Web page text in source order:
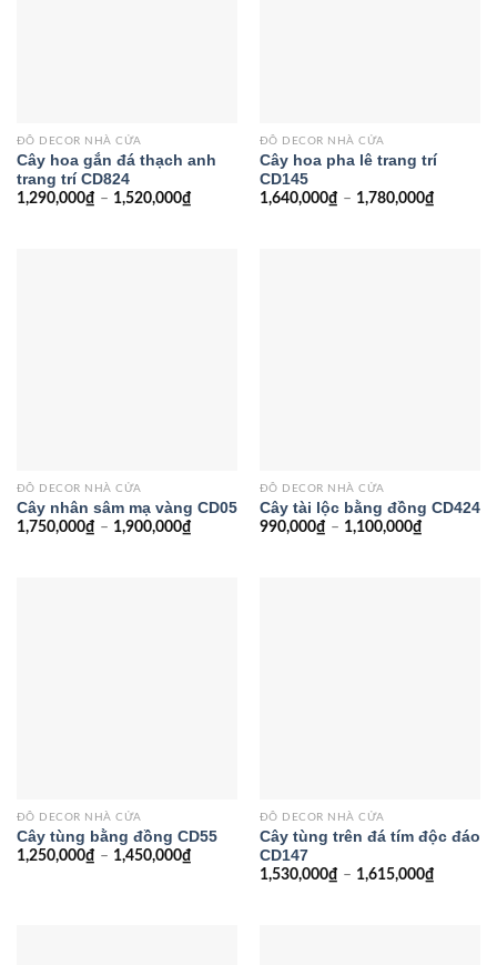
ĐỒ DECOR NHÀ CỬA
Cây hoa gắn đá thạch anh
trang trí CD824
1,290,000₫ – 1,520,000₫
ĐỒ DECOR NHÀ CỬA
Cây hoa pha lê trang trí
CD145
1,640,000₫ – 1,780,000₫
ĐỒ DECOR NHÀ CỬA
Cây nhân sâm mạ vàng CD05
1,750,000₫ – 1,900,000₫
ĐỒ DECOR NHÀ CỬA
Cây tài lộc bằng đồng CD424
990,000₫ – 1,100,000₫
ĐỒ DECOR NHÀ CỬA
Cây tùng bằng đồng CD55
1,250,000₫ – 1,450,000₫
ĐỒ DECOR NHÀ CỬA
Cây tùng trên đá tím độc đáo
CD147
1,530,000₫ – 1,615,000₫